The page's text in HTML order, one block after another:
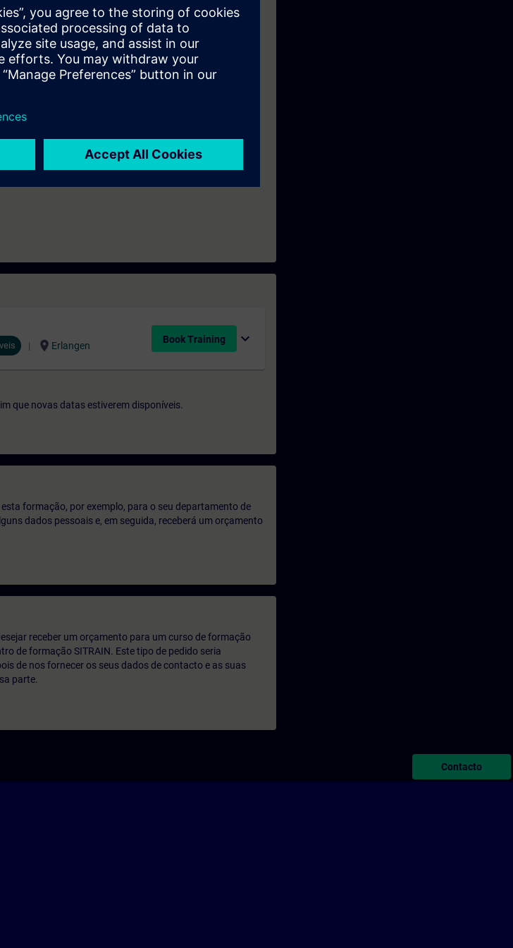
after completion of the TIA-PRO1 or TIA-SERV2
platform
content of this Learning Event as well as continue your
location_on Erlangen
Book Training expand_more
que novas datas estiverem disponíveis.
formação, por exemplo, para o seu departamento de
dados pessoais e, em seguida, receberá um orçamento
receber um orçamento para um curso de formação
de formação SITRAIN. Este tipo de pedido seria
de nos fornecer os seus dados de contacto e as suas
parte.
Contacto